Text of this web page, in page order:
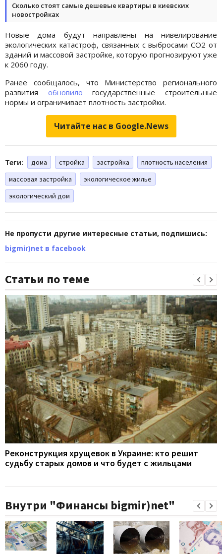
Сколько стоят самые дешевые квартиры в киевских
новостройках
Новые дома будут направлены на нивелирование
экологических катастроф, связанных с выбросами СО2 от
зданий и массовой застройке, которую прогнозируют уже
к 2060 году.
Ранее сообщалось, что Министерство регионального
развития обновило государственные строительные
нормы и ограничивает плотность застройки.
Читайте нас в Google.News
Теги: дома стройка застройка
плотность населения
массовая застройка
экологическое жилье
экологический дом
Не пропусти другие интересные статьи, подпишись:
bigmir)net в facebook
Статьи по теме
Реконструкция хрущевок в Украине: кто решит
судьбу старых домов и что будет с жильцами
Внутри "Финансы bigmir)net"